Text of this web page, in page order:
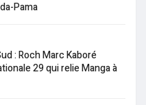
Pama
: Roch Marc Kaboré
29 qui relie Manga à